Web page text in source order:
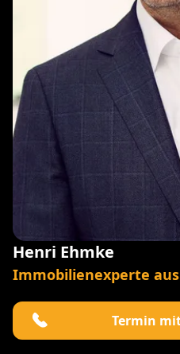
Henri Ehmke
Immobilienexperte
Termin